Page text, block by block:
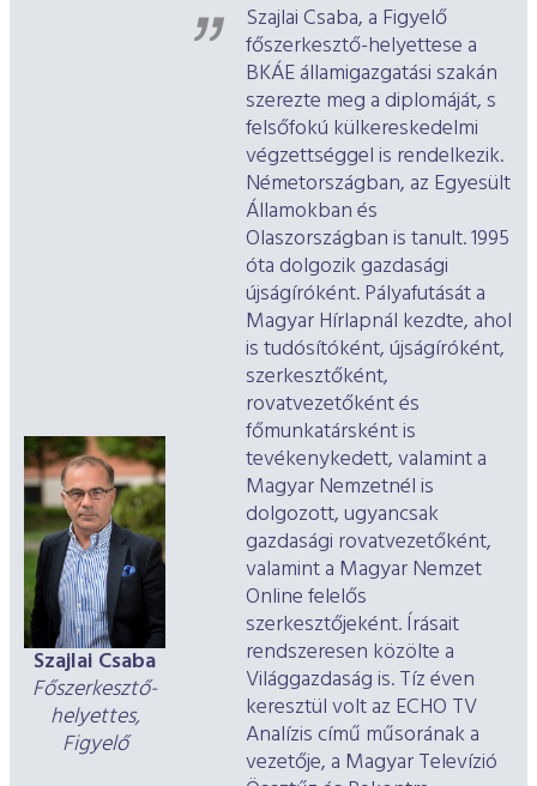
Szajlai Csaba
Főszerkesztő-
helyettes,
Figyelő
Szajlai Csaba, a Figyelő
főszerkesztő-helyettese a
BKÁE államigazgatási szakán
szerezte meg a diplomáját, s
felsőfokú külkereskedelmi
végzettséggel is rendelkezik.
Németországban, az Egyesült
Államokban és
Olaszországban is tanult. 1995
óta dolgozik gazdasági
újságíróként. Pályafutását a
Magyar Hírlapnál kezdte, ahol
is tudósítóként, újságíróként,
szerkesztőként,
rovatvezetőként és
főmunkatársként is
tevékenykedett, valamint a
Magyar Nemzetnél is
dolgozott, ugyancsak
gazdasági rovatvezetőként,
valamint a Magyar Nemzet
Online felelős
szerkesztőjeként. Írásait
rendszeresen közölte a
Világgazdaság is. Tíz éven
keresztül volt az ECHO TV
Analízis című műsorának a
vezetője, a Magyar Televízió